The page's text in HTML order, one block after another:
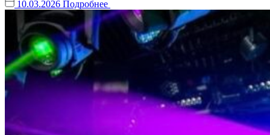
10.03.2026 Подробнее